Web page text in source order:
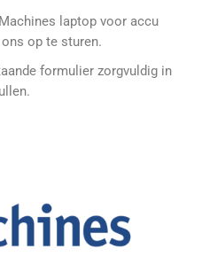
laptop voor accu
op te sturen.
formulier zorgvuldig in